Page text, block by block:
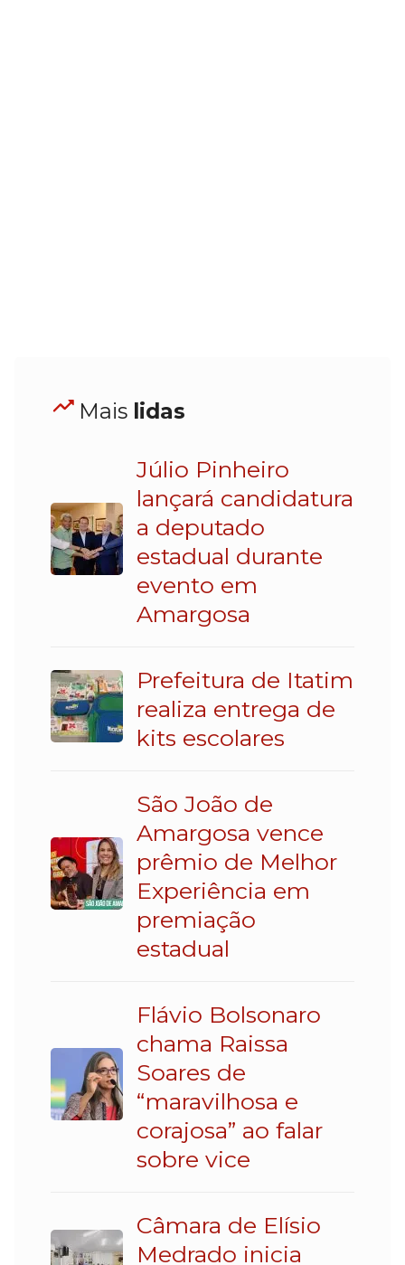
Mais lidas
Júlio Pinheiro
lançará candidatura
a deputado
estadual durante
evento em
Amargosa
Prefeitura de Itatim
realiza entrega de
kits escolares
São João de
Amargosa vence
prêmio de Melhor
Experiência em
premiação
estadual
Flávio Bolsonaro
chama Raissa
Soares de
“maravilhosa e
corajosa” ao falar
sobre vice
Câmara de Elísio
Medrado inicia